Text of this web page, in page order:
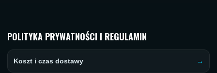
POLITYKA PRYWATNOŚCI I REGULAMIN
Koszt i czas dostawy